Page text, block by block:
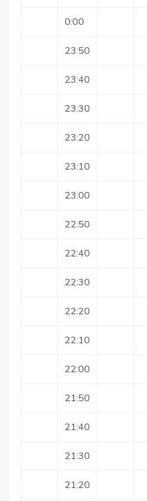
0:00
23:50
23:40
23:30
23:20
23:10
23:00
22:50
22:40
22:30
22:20
22:10
22:00
21:50
21:40
21:30
21:20